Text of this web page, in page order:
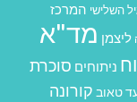
השלישי המרכז
ליצמן מד"א
ניתוחים סוכרת
טאוב קורונה